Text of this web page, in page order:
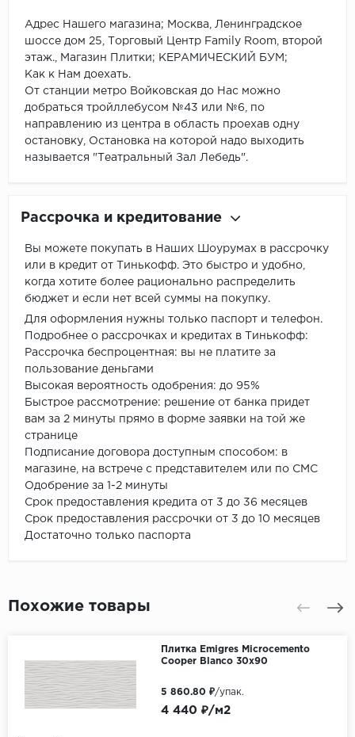
Адрес Нашего магазина; Москва, Ленинградское
шоссе дом 25, Торговый Центр Family Room, второй
этаж., Магазин Плитки; КЕРАМИЧЕСКИЙ БУМ;
Как к Нам доехать.
От станции метро Войковская до Нас можно
добраться тройллебусом №43 или №6, по
направлению из центра в область проехав одну
остановку, Остановка на которой надо выходить
называется "Театральный Зал Лебедь".
Рассрочка и кредитование
Вы можете покупать в Наших Шоурумах в рассрочку
или в кредит от Тинькофф. Это быстро и удобно,
когда хотите более рационально распределить
бюджет и если нет всей суммы на покупку.
Для оформления нужны только паспорт и телефон.
Подробнее о рассрочках и кредитах в Тинькофф:
Рассрочка беспроцентная: вы не платите за
пользование деньгами
Высокая вероятность одобрения: до 95%
Быстрое рассмотрение: решение от банка придет
вам за 2 минуты прямо в форме заявки на той же
странице
Подписание договора доступным способом: в
магазине, на встрече с представителем или по СМС
Одобрение за 1-2 минуты
Срок предоставления кредита от 3 до 36 месяцев
Срок предоставления рассрочки от 3 до 10 месяцев
Достаточно только паспорта
Похожие товары
Плитка Emigres Microcemento
Cooper Blanco 30x90
4 440 ₽/м2
5 860.80 ₽/упак.